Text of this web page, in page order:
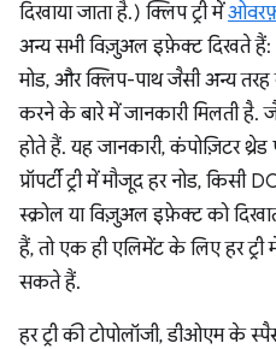
दिखाया जाता है.) क्लिप ट्री में
अन्य सभी विज़ुअल इफ़ेक्ट दिखते हैं:
मोड, और क्लिप-पाथ जैसी अन्य तरह
करने के बारे में जानकारी मिलती
होते हैं. यह जानकारी, कंपोज़िटर
प्रॉपर्टी ट्री में मौजूद हर नोड,
स्क्रोल या विज़ुअल इफ़ेक्ट को
हैं, तो एक ही एलिमेंट के लिए हर ट्री में
सकते हैं.
हर ट्री की टोपोलॉजी, डीओएम के